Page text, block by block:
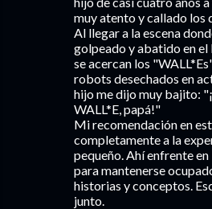
muy atento y callado los
Al llegar a la escena
golpeado y abatido en el
se acercan los
robots desechados en
hijo me dijo muy bajito:
WALL*E, papá!"
Mi recomendación en
completamente a la
pequeño. Ahí enfrente
para mantenerse
historias y conceptos.
junto.